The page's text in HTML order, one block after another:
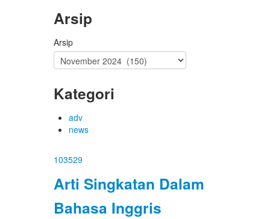
Arsip
Arsip
Kategori
adv
news
103529
Arti Singkatan Dalam
Bahasa Inggris